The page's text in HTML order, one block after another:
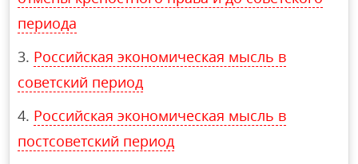
периода
Российская экономическая мысль в
советский период
Российская экономическая мысль в
постсоветский период